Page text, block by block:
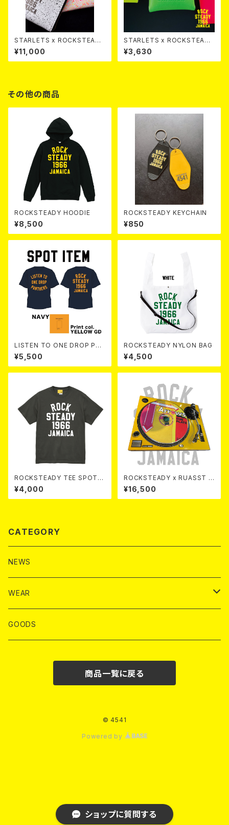
ショップに質問する
STARLETS x ROCKSTEADY
Small Wallet SPLASH
¥11,000
STARLETS x ROCKSTEADY
Mini Charm
¥3,630
その他の商品
ROCKSTEADY HOODIE
¥8,500
ROCKSTEADY KEYCHAIN
¥850
LISTEN TO ONE DROP PAN
THERS TEE 【 Navy 】
¥5,500
ROCKSTEADY NYLON BAG
¥4,500
ROCKSTEADY TEE SPOT c
ol. H.BLACK
¥4,000
ROCKSTEADY x RUASST T
URN TABLE COVER
¥16,500
CATEGORY
NEWS
WEAR
T-SHIRTS
L/S T-SHIRTS
GOODS
商品一覧に戻る
© 4541
Powered by